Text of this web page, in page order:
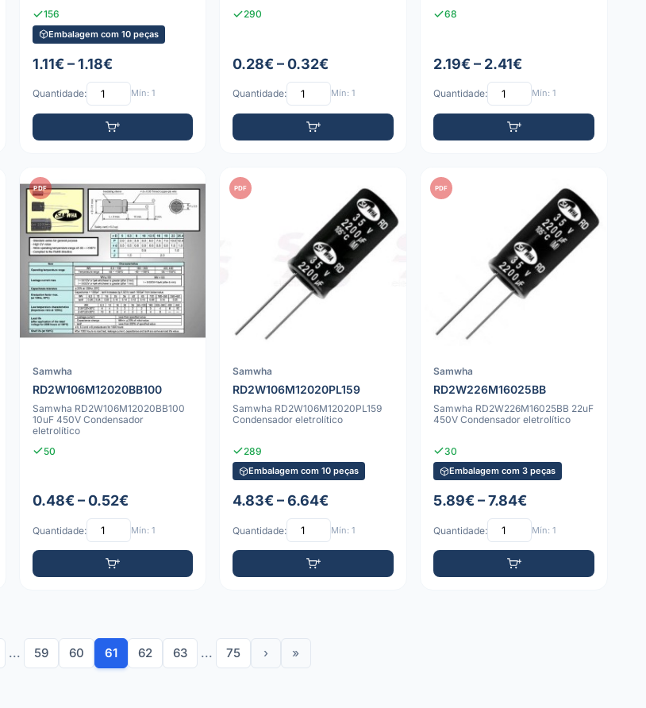
156
Embalagem com 10 peças
1.11€ – 1.18€
Quantidade: Mín: 1
290
0.28€ – 0.32€
Quantidade: Mín: 1
68
2.19€ – 2.41€
Quantidade: Mín: 1
PDF
Samwha
RD2W106M12020BB100
Samwha RD2W106M12020BB100
10uF 450V Condensador
eletrolítico
50
0.48€ – 0.52€
Quantidade: Mín: 1
PDF
Samwha
RD2W106M12020PL159
Samwha RD2W106M12020PL159
Condensador eletrolítico
289
Embalagem com 10 peças
4.83€ – 6.64€
Quantidade: Mín: 1
PDF
Samwha
RD2W226M16025BB
Samwha RD2W226M16025BB 22uF
450V Condensador eletrolítico
30
Embalagem com 3 peças
5.89€ – 7.84€
Quantidade: Mín: 1
... 59 60 61 62 63 ... 75 › »